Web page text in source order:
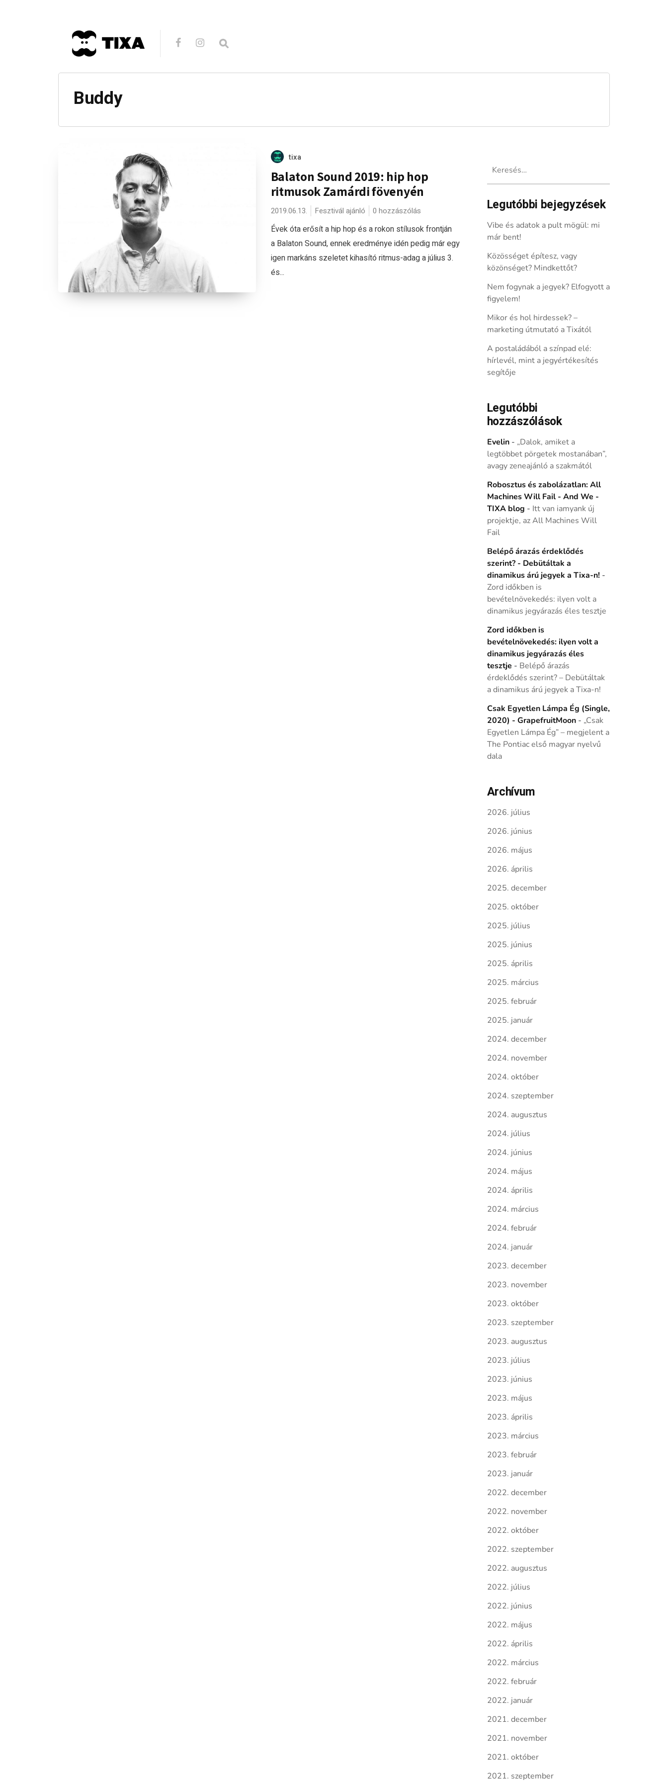
Buddy
tixa
Balaton Sound 2019: hip hop
ritmusok Zamárdi fövenyén
2019.06.13. Fesztivál ajánló 0 hozzászólás
Évek óta erősít a hip hop és a rokon stílusok frontján
a Balaton Sound, ennek eredménye idén pedig már egy
igen markáns szeletet kihasító ritmus-adag a július 3.
és...
Legutóbbi bejegyzések
Vibe és adatok a pult mögül: mi
már bent!
Közösséget építesz, vagy
közönséget? Mindkettőt?
Nem fogynak a jegyek? Elfogyott a
figyelem!
Mikor és hol hirdessek? –
marketing útmutató a Tixától
A postaládából a színpad elé:
hírlevél, mint a jegyértékesítés
segítője
Legutóbbi
hozzászólások
Evelin- „Dalok, amiket a
legtöbbet pörgetek mostanában”,
avagy zeneajánló a szakmától
Robosztus és zabolázatlan: All
Machines Will Fail - And We -
TIXA blog - Itt van iamyank új
projektje, az All Machines Will
Fail
Belépő árazás érdeklődés
szerint? - Debütáltak a
dinamikus árú jegyek a Tixa-n! -
Zord időkben is
bevételnövekedés: ilyen volt a
dinamikus jegyárazás éles tesztje
Zord időkben is
bevételnövekedés: ilyen volt a
dinamikus jegyárazás éles
tesztje - Belépő árazás
érdeklődés szerint? – Debütáltak
a dinamikus árú jegyek a Tixa-n!
Csak Egyetlen Lámpa Ég (Single,
2020) - GrapefruitMoon- „Csak
Egyetlen Lámpa Ég” – megjelent a
The Pontiac első magyar nyelvű
dala
Archívum
2026. július
2026. június
2026. május
2026. április
2025. december
2025. október
2025. július
2025. június
2025. április
2025. március
2025. február
2025. január
2024. december
2024. november
2024. október
2024. szeptember
2024. augusztus
2024. július
2024. június
2024. május
2024. április
2024. március
2024. február
2024. január
2023. december
2023. november
2023. október
2023. szeptember
2023. augusztus
2023. július
2023. június
2023. május
2023. április
2023. március
2023. február
2023. január
2022. december
2022. november
2022. október
2022. szeptember
2022. augusztus
2022. július
2022. június
2022. május
2022. április
2022. március
2022. február
2022. január
2021. december
2021. november
2021. október
2021. szeptember